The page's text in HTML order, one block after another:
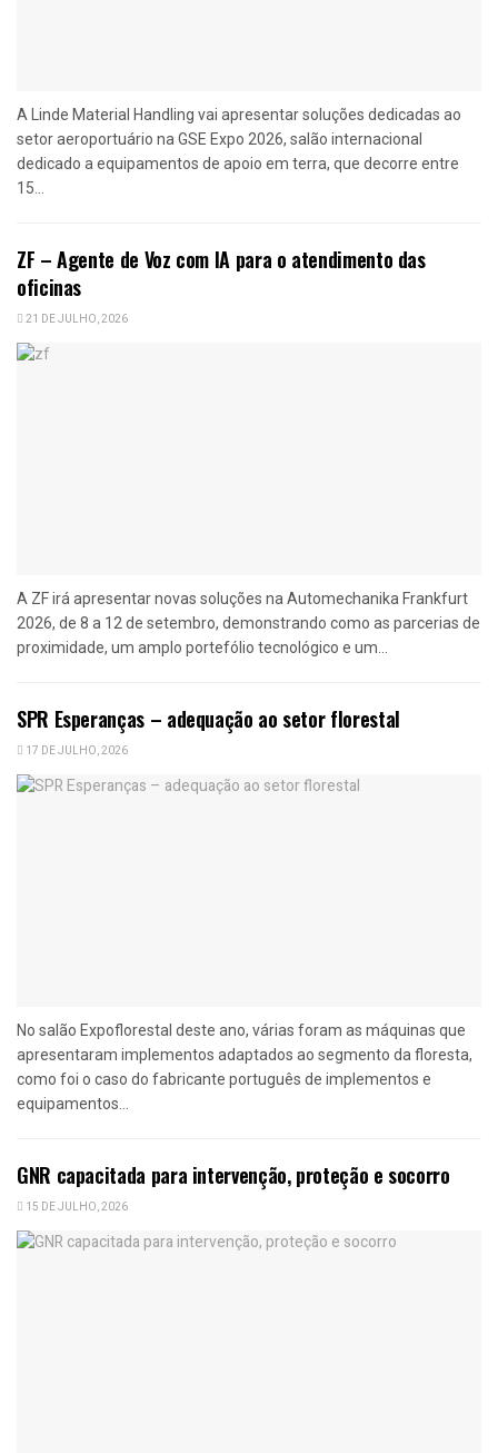
A Linde Material Handling vai apresentar soluções dedicadas ao
setor aeroportuário na GSE Expo 2026, salão internacional
dedicado a equipamentos de apoio em terra, que decorre entre
15...
ZF – Agente de Voz com IA para o atendimento das
oficinas
21 DE JULHO, 2026
A ZF irá apresentar novas soluções na Automechanika Frankfurt
2026, de 8 a 12 de setembro, demonstrando como as parcerias de
proximidade, um amplo portefólio tecnológico e um...
SPR Esperanças – adequação ao setor florestal
17 DE JULHO, 2026
No salão Expoflorestal deste ano, várias foram as máquinas que
apresentaram implementos adaptados ao segmento da floresta,
como foi o caso do fabricante português de implementos e
equipamentos...
GNR capacitada para intervenção, proteção e socorro
15 DE JULHO, 2026